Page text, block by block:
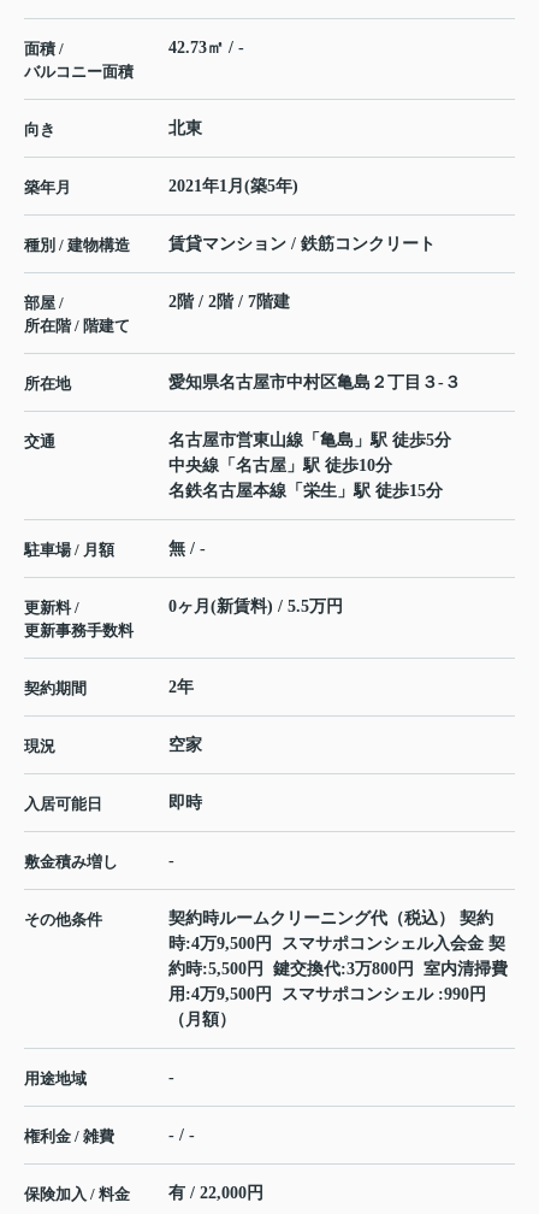
面積 /
バルコニー面積
42.73㎡ / -
向き 北東
築年月 2021年1月(築5年)
種別 / 建物構造 賃貸マンション / 鉄筋コンクリート
部屋 /
所在階 / 階建て
2階 / 2階 / 7階建
所在地 愛知県名古屋市中村区亀島 ２丁目３-３
交通 名古屋市営東山線 「 亀島 」駅 徒歩5分
中央線 「 名古屋 」駅 徒歩10分
名鉄名古屋本線 「 栄生 」駅 徒歩15分
駐車場 / 月額 無 / -
更新料 /
更新事務手数料
0ヶ月(新賃料) / 5.5万円
契約期間 2年
現況 空家
入居可能日 即時
敷金積み増し -
その他条件
契約時ルームクリーニング代（税込） 契約
時:4万9,500円 スマサポコンシェル入会金 契
約時:5,500円 鍵交換代:3万800円 室内清掃費
用:4万9,500円 スマサポコンシェル :990円
（月額）
用途地域 -
権利金 / 雑費 - / -
保険加入 / 料金 有 / 22,000円